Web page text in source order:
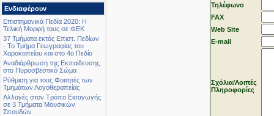
Ενδιαφέρουν
Επιστημονικά Πεδία 2020: Η
Τελική Μορφή τους σε ΦΕΚ
37 Τμήματα εκτός Επιστ. Πεδίων
- Το Τμήμα Γεωγραφίας του
Χαροκοπείου και στο 4ο Πεδίο
Αναδιάρθρωση της Εκπαίδευσης
στο Πυροσβεστικό Σώμα
Ρύθμιση για τους Φοιτητές των
Τμημάτων Λογοθεραπείας
Αλλαγές στον Τρόπο Εισαγωγής
σε 3 Τμήματα Μουσικών
Σπουδών
Τηλέφωνo
FAX
Web Site
Ε-mail
Σχόλια/Λοιπές
Πληροφορίες